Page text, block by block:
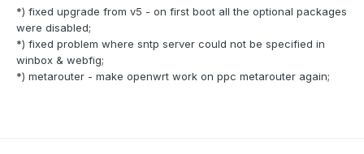
*) fixed upgrade from v5 - on first boot all the optional packages
were disabled;
*) fixed problem where sntp server could not be specified in
winbox & webfig;
*) metarouter - make openwrt work on ppc metarouter again;